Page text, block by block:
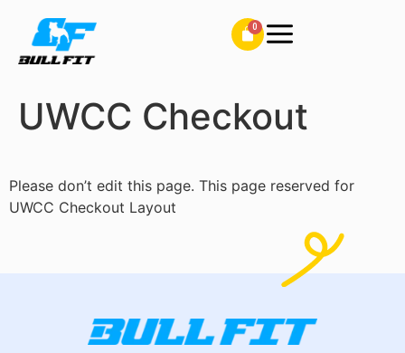
UWCC Checkout
Please don’t edit this page. This page reserved for
UWCC Checkout Layout